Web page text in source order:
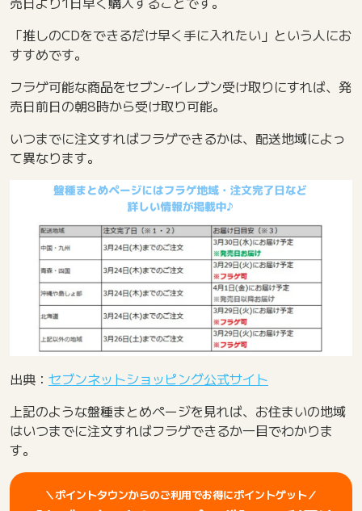
「推しのCDをできるだけ早く手に入れたい」という人にお
すすめです。
フラゲ可能な商品をセブン-イレブン受け取りにすれば、発
売日前日の朝8時から受け取り可能。
いつまでに注文すればフラゲできるかは、配送地域によっ
て異なります。
出典： セブンネットショッピング公式サイト
上記のような盤種まとめページを見れば、お住まいの地域
はいつまでに注文すればフラゲできるか一目でわかりま
す。
＼ポイントタウンからのご利用でお得にポイントゲット／